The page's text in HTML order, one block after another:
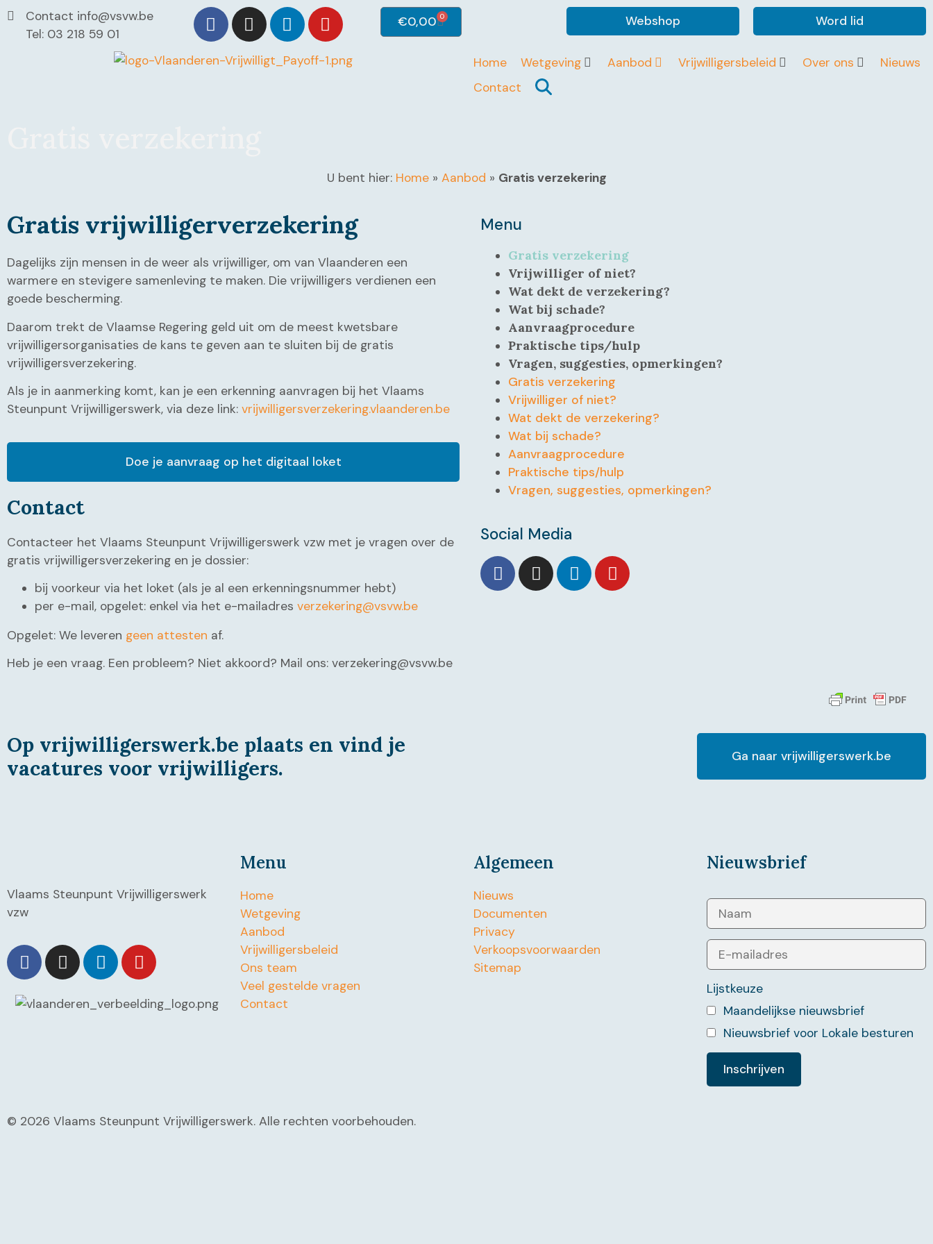
Contact info@vsvw.be
Tel: 03 218 59 01
€0,00 0 Webshop Word lid
Home Wetgeving Aanbod Vrijwilligersbeleid Over ons
Nieuws
Contact
U bent hier: Home» Aanbod » Gratis verzekering
Gratis vrijwilligerverzekering​
Dagelijks zijn mensen in de weer als vrijwilliger, om van Vlaanderen een
warmere en stevigere samenleving te maken. Die vrijwilligers verdienen een
goede bescherming.
Daarom trekt de Vlaamse Regering geld uit om de meest kwetsbare
vrijwilligersorganisaties de kans te geven aan te sluiten bij de gratis
vrijwilligersverzekering.
Als je in aanmerking komt, kan je een erkenning aanvragen bij het Vlaams
Steunpunt Vrijwilligerswerk, via deze link: vrijwilligersverzekering.vlaanderen.be
Doe je aanvraag op het digitaal loket
Contact
Contacteer het Vlaams Steunpunt Vrijwilligerswerk vzw met je vragen over de
gratis vrijwilligersverzekering en je dossier:
bij voorkeur via het loket (als je al een erkenningsnummer hebt)
per e-mail, opgelet: enkel via het e-mailadres verzekering@vsvw.be
Opgelet: We leveren geen attesten af.
Heb je een vraag. Een probleem? Niet akkoord? Mail ons: verzekering@vsvw.be
Menu
Gratis verzekering
Vrijwilliger of niet?
Wat dekt de verzekering?
Wat bij schade?
Aanvraagprocedure
Praktische tips/hulp
Vragen, suggesties, opmerkingen?
Gratis verzekering
Vrijwilliger of niet?
Wat dekt de verzekering?
Wat bij schade?
Aanvraagprocedure
Praktische tips/hulp
Vragen, suggesties, opmerkingen?
Social Media
Op vrijwilligerswerk.be plaats en vind je
vacatures voor vrijwilligers.
Ga naar vrijwilligerswerk.be
Vlaams Steunpunt Vrijwilligerswerk
vzw
Menu
Home
Wetgeving
Aanbod
Vrijwilligersbeleid
Ons team
Veel gestelde vragen
Contact
Algemeen
Nieuws
Documenten
Privacy
Verkoopsvoorwaarden
Sitemap
Nieuwsbrief
Lijstkeuze
Maandelijkse nieuwsbrief
Nieuwsbrief voor Lokale besturen
© 2026 Vlaams Steunpunt Vrijwilligerswerk. Alle rechten voorbehouden.